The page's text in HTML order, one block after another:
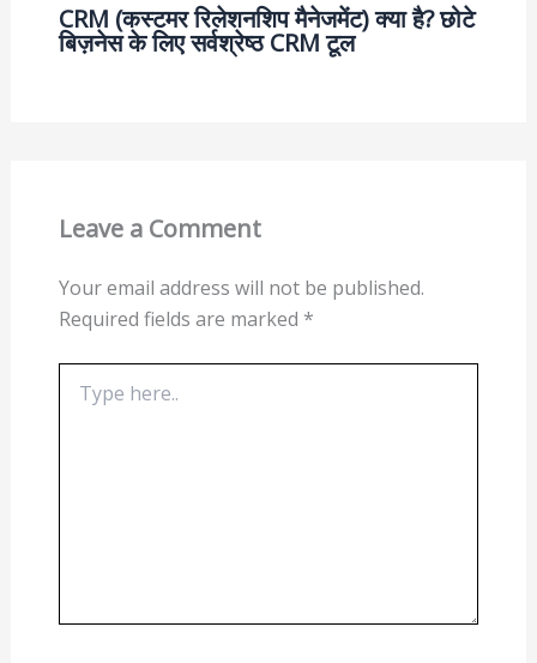
CRM (कस्टमर रिलेशनशिप मैनेजमेंट) क्या है? छोटे
बिज़नेस के लिए सर्वश्रेष्ठ CRM टूल
Leave a Comment
Your email address will not be published.
Required fields are marked *
here..